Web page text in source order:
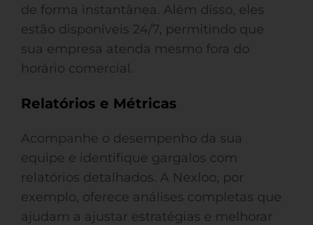
de forma instantânea. Além disso, eles
estão disponíveis 24/7, permitindo que
sua empresa atenda mesmo fora do
horário comercial.
Relatórios e Métricas
Acompanhe o desempenho da sua
equipe e identifique gargalos com
relatórios detalhados. A Nexloo, por
exemplo, oferece análises completas que
ajudam a ajustar estratégias e melhorar